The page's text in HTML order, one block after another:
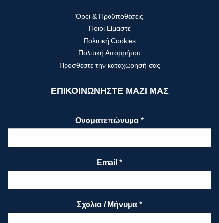
Όροι & Προϋποθέσεις
Ποιοι Είμαστε
Πολιτική Cookies
Πολιτική Απορρήτου
Προσθέστε την καταχώρησή σας
ΕΠΙΚΟΙΝΩΝΗΣΤΕ ΜΑΖΙ ΜΑΣ
Ονοματεπώνυμο *
Email *
Σχόλιο / Μήνυμα *